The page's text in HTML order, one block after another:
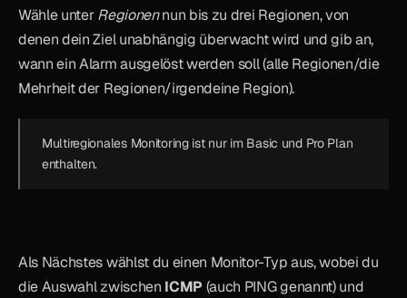
Wähle unter Regionen nun bis zu drei Regionen, von
denen dein Ziel unabhängig überwacht wird und gib an,
wann ein Alarm ausgelöst werden soll (alle Regionen/die
Mehrheit der Regionen/irgendeine Region).
Multiregionales Monitoring ist nur im Basic und Pro Plan
enthalten.
Als Nächstes wählst du einen Monitor-Typ aus, wobei du
die Auswahl zwischen ICMP